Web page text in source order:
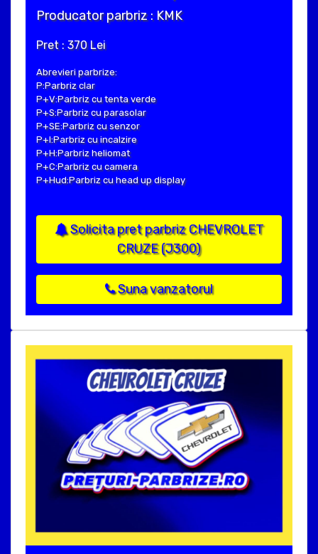
Producator parbriz : KMK
Pret : 370 Lei
Abrevieri parbrize:
P:Parbriz clar
P+V:Parbriz cu tenta verde
P+S:Parbriz cu parasolar
P+SE:Parbriz cu senzor
P+I:Parbriz cu incalzire
P+H:Parbriz heliomat
P+C:Parbriz cu camera
P+Hud:Parbriz cu head up display
Solicita pret parbriz CHEVROLET
CRUZE (J300)
Suna vanzatorul